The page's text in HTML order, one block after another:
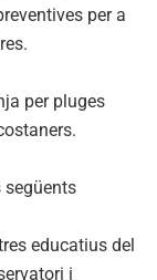
per a
per pluges
següents
educatius del
i